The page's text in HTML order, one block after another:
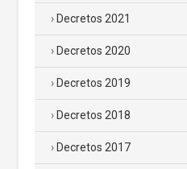
Decretos 2021
Decretos 2020
Decretos 2019
Decretos 2018
Decretos 2017